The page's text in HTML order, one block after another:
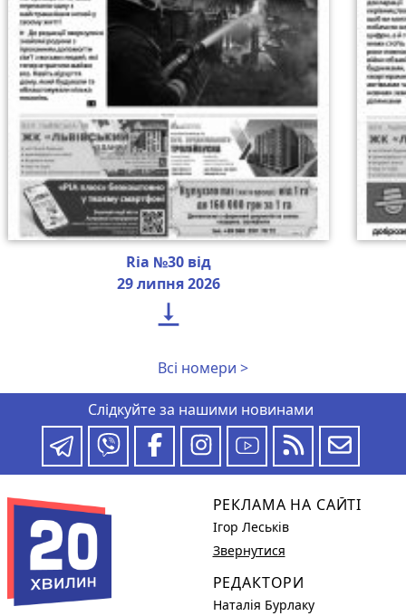
Ria №30 від
29 липня 2026

Всі номери >
Слідкуйте за нашими новинами
РЕКЛАМА НА САЙТІ
Ігор Леськів
Звернутися
РЕДАКТОРИ
Наталія Бурлаку